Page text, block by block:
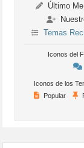
Último
Temas
Iconos del
Iconos de los
Popular